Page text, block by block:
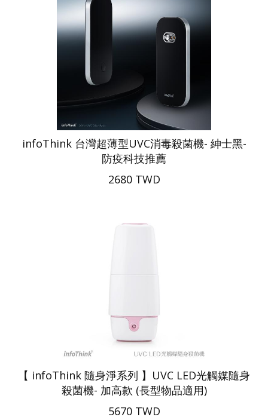
infoThink 台灣超薄型UVC消毒殺菌機- 紳士黑-
防疫科技推薦
2680 TWD
【 infoThink 隨身淨系列 】UVC LED光觸媒隨身
殺菌機- 加高款 (長型物品適用)
5670 TWD